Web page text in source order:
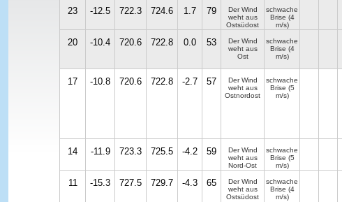
23 -12.5 722.3 724.6 1.7 79
Der Wind
weht aus
Ostsüdost
schwache
Brise (4
m/s)
20 -10.4 720.6 722.8 0.0 53
Der Wind
weht aus
Ost
schwache
Brise (4
m/s)
17 -10.8 720.6 722.8 -2.7 57
Der Wind
weht aus
Ostnordost
schwache
Brise (5
m/s)
14 -11.9 723.3 725.5 -4.2 59
Der Wind
weht aus
Nord-Ost
schwache
Brise (5
m/s)
11 -15.3 727.5 729.7 -4.3 65
Der Wind
weht aus
Ostsüdost
schwache
Brise (4
m/s)